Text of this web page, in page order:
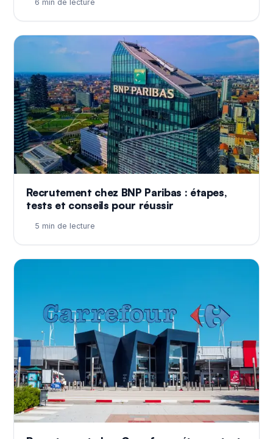
6 min de lecture
Recrutement chez BNP Paribas : étapes,
tests et conseils pour réussir
5 min de lecture